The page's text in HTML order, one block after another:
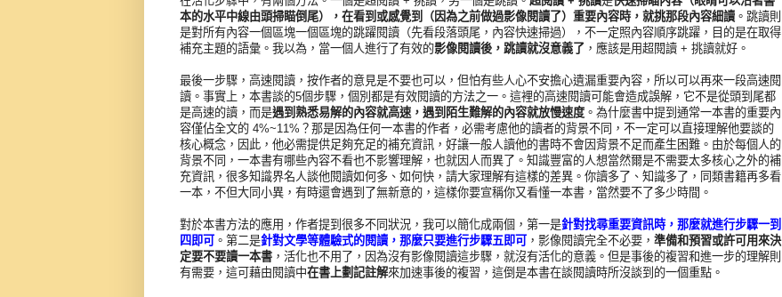
本的水平中線由頭掃瞄倒尾），在看到或感覺到（因為之前做過影像閱讀了）重要內容時，就挑那段內容細讀 。跳讀則
是對所有內容一個區塊一個區塊的跳躍閱讀（先看段落頭尾，內容快速掃過），不一定照內容順序跳躍，目的是在取得
補充主題的語彙。我以為，當一個人進行了有效的影像閱讀後，跳讀就沒意義了 ，應該是用超閱讀 + 挑讀就好。
最後一步驟，高速閱讀，按作者的意見是不要也可以，但怕有些人心不安擔心遺漏重要內容，所以可以再來一段高速閱
讀。事實上，本書談的5個步驟，個別都是有效閱讀的方法之一。這裡的高速閱讀可能會造成誤解，它不是從頭到尾都
是高速的讀，而是遇到熟悉易解的內容就高速，遇到陌生難解的內容就放慢速度 。為什麼書中提到通常一本書的重要內
容僅佔全文的 4%~11%？那是因為任何一本書的作者，必需考慮他的讀者的背景不同，不一定可以直接理解他要談的
核心概念，因此，他必需提供足夠充足的補充資訊，好讓一般人讀他的書時不會因背景不足而產生困難。由於每個人的
背景不同，一本書有哪些內容不看也不影響理解，也就因人而異了。知識豐富的人想當然爾是不需要太多核心之外的補
充資訊，很多知識界名人談他閱讀如何多、如何快，請大家理解有這樣的差異。你讀多了、知識多了，同類書籍再多看
一本，不但大同小異，有時還會遇到了無新意的，這樣你要宣稱你又看懂一本書，當然要不了多少時間。
對於本書方法的應用，作者提到很多不同狀況，我可以簡化成兩個，第一是針對找尋重要資訊時，那麼就進行步驟一到
四即可 。第二是針對文學等體驗式的閱讀，那麼只要進行步驟五即可 ，影像閱讀完全不必要， 準備和預習或許可用來決
定要不要讀一本書 ，活化也不用了，因為沒有影像閱讀這步驟，就沒有活化的意義。但是事後的複習和進一步的理解則
有需要，這可藉由閱讀中在書上劃記註解來加速事後的複習，這倒是本書在談閱讀時所沒談到的一個重點。